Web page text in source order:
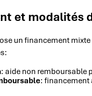
et modalités
un financement mixte
: aide non remboursable
: financement